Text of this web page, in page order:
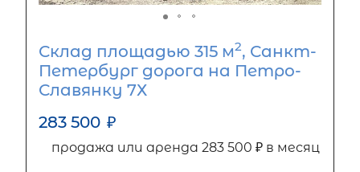
Склад площадью 315 м2, Санкт-
Петербург дорога на Петро-
Славянку 7Х
283 500 ₽
продажа или аренда 283 500 ₽ в месяц